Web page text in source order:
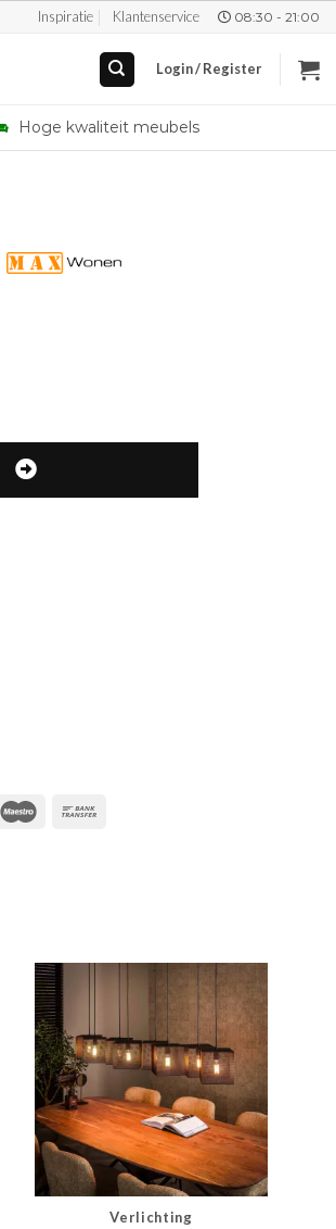
Inspiratie Klantenservice 08:30 - 21:00
Login / Register
Hoge kwaliteit meubels
Verlichting